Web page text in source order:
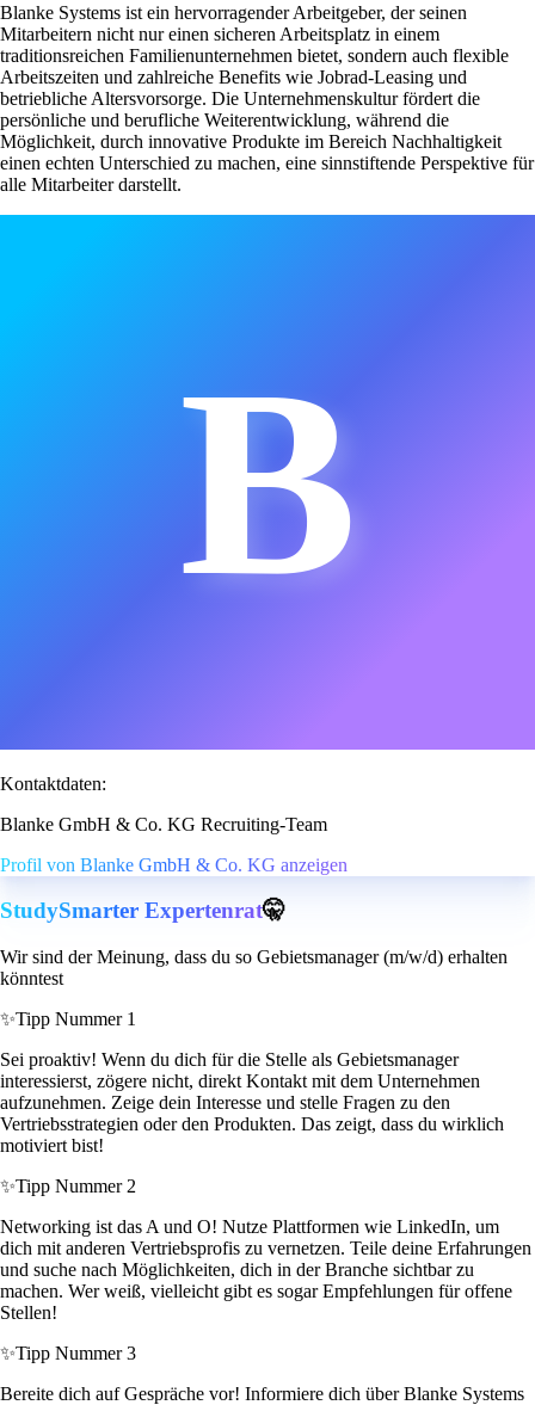
Blanke Systems ist ein hervorragender Arbeitgeber, der seinen
Mitarbeitern nicht nur einen sicheren Arbeitsplatz in einem
traditionsreichen Familienunternehmen bietet, sondern auch flexible
Arbeitszeiten und zahlreiche Benefits wie Jobrad-Leasing und
betriebliche Altersvorsorge. Die Unternehmenskultur fördert die
persönliche und berufliche Weiterentwicklung, während die
Möglichkeit, durch innovative Produkte im Bereich Nachhaltigkeit
einen echten Unterschied zu machen, eine sinnstiftende Perspektive für
alle Mitarbeiter darstellt.
B
Kontaktdaten:
Blanke GmbH & Co. KG Recruiting-Team
Profil von Blanke GmbH & Co. KG anzeigen
StudySmarter Expertenrat🤫
Wir sind der Meinung, dass du so Gebietsmanager (m/w/d) erhalten
könntest
✨Tipp Nummer 1
Sei proaktiv! Wenn du dich für die Stelle als Gebietsmanager
interessierst, zögere nicht, direkt Kontakt mit dem Unternehmen
aufzunehmen. Zeige dein Interesse und stelle Fragen zu den
Vertriebsstrategien oder den Produkten. Das zeigt, dass du wirklich
motiviert bist!
✨Tipp Nummer 2
Networking ist das A und O! Nutze Plattformen wie LinkedIn, um
dich mit anderen Vertriebsprofis zu vernetzen. Teile deine Erfahrungen
und suche nach Möglichkeiten, dich in der Branche sichtbar zu
machen. Wer weiß, vielleicht gibt es sogar Empfehlungen für offene
Stellen!
✨Tipp Nummer 3
Bereite dich auf Gespräche vor! Informiere dich über Blanke Systems